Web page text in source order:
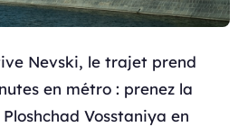
Nevski, le trajet prend
en métro : prenez la
Vosstaniya en